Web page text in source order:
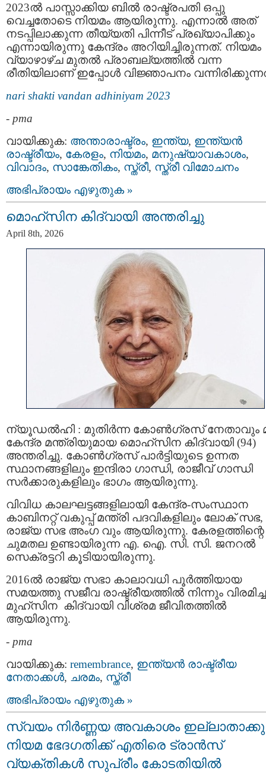
2023ൽ പാസ്സാക്കിയ ബിൽ രാഷ്ട്രപതി ഒപ്പു
വെച്ചതോടെ നിയമം ആയിരുന്നു. എന്നാൽ അത്
നടപ്പിലാക്കുന്ന തീയ്യതി പിന്നീട് പ്രഖ്യാപിക്കും
എന്നായിരുന്നു കേന്ദ്രം അറിയിച്ചിരുന്നത്. നിയമം
വ്യാഴാഴ്ച മുതൽ പ്രാബല്യത്തില്‍ വന്ന
രീതിയിലാണ് ഇപ്പോൾ വിജ്ഞാപനം
nari shakti vandan adhiniyam 2023
- pma
വായിക്കുക: അന്താരാഷ്ട്രം, ഇന്ത്യ, ഇന്ത്യന്‍
രാഷ്ട്രീയം, കേരളം, നിയമം, മനുഷ്യാവകാശം,
വിവാദം, സാങ്കേതികം, സ്ത്രീ, സ്ത്രീ വിമോചനം
അഭിപ്രായം എഴുതുക »
മൊഹ്‌സിന കിദ്വായി അന്തരിച്ചു
April 8th, 2026
ന്യൂഡൽഹി : മുതിർന്ന കോൺഗ്രസ് നേതാവും
കേന്ദ്ര മന്ത്രിയുമായ മൊഹ്‌സിന കിദ്വായി (94)
അന്തരിച്ചു. കോൺഗ്രസ് പാർട്ടിയുടെ ഉന്നത
സ്ഥാനങ്ങളിലും ഇന്ദിരാ ഗാന്ധി, രാജീവ് ഗാന്ധി
സർക്കാരുകളിലും ഭാഗം ആയിരുന്നു.
വിവിധ കാലഘട്ടങ്ങളിലായി കേന്ദ്ര-സംസ്ഥാന
കാബിനറ്റ് വകുപ്പ് മന്ത്രി പദവികളിലും ലോക് സഭ,
രാജ്യ സഭ അംഗ വും ആയിരുന്നു. കേരളത്തിന്റെ
ചുമതല ഉണ്ടായിരുന്ന എ. ഐ. സി. സി. ജനറല്‍
സെക്രട്ടറി കൂടിയായിരുന്നു.
2016ല്‍ രാജ്യ സഭാ കാലാവധി പൂര്‍ത്തിയായ
സമയത്തു സജീവ രാഷ്ട്രീയത്തില്‍ നിന്നും
മുഹ്സിന കിദ്വായി വിശ്രമ ജീവിതത്തിൽ
ആയിരുന്നു.
- pma
വായിക്കുക: remembrance, ഇന്ത്യന്‍ രാഷ്ട്രീയ
നേതാക്കള്‍, ചരമം, സ്ത്രീ
അഭിപ്രായം എഴുതുക »
സ്വയം നിർണ്ണയ അവകാശം
നിയമ ഭേദഗതിക്ക് എതിരെ ട്രാൻസ്
വ്യക്തികൾ സുപ്രീം കോടതിയിൽ